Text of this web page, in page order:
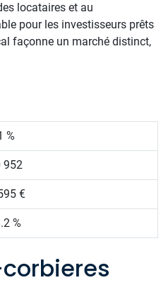
locataires et au
pour les investisseurs prêts
façonne un marché distinct,
%
952
€
%